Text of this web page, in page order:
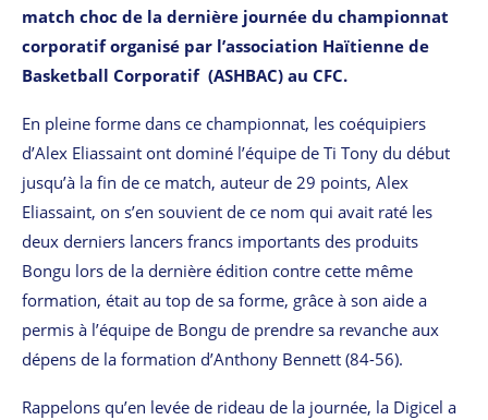
match choc de la dernière journée du championnat
corporatif organisé par l’association Haïtienne de
Basketball Corporatif (ASHBAC) au CFC.
En pleine forme dans ce championnat, les coéquipiers
d’Alex Eliassaint ont dominé l’équipe de Ti Tony du début
jusqu’à la fin de ce match, auteur de 29 points, Alex
Eliassaint, on s’en souvient de ce nom qui avait raté les
deux derniers lancers francs importants des produits
Bongu lors de la dernière édition contre cette même
formation, était au top de sa forme, grâce à son aide a
permis à l’équipe de Bongu de prendre sa revanche aux
dépens de la formation d’Anthony Bennett (84-56).
Rappelons qu’en levée de rideau de la journée, la Digicel a